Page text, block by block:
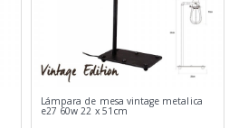
Lámpara de mesa vintage metalica
e27 60w 22 x 51cm